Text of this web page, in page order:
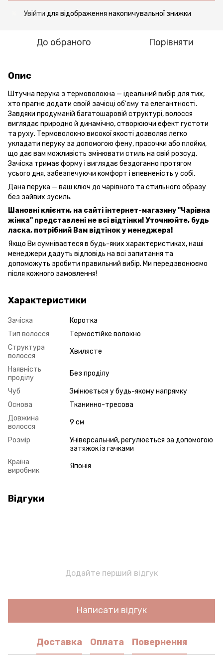
Увійти для відображення накопичувальної знижки
До обраного Порівняти
Опис
Штучна перука з термоволокна — ідеальний вибір для тих,
хто прагне додати своїй зачісці об'єму та елегантності.
Завдяки продуманій багатошаровій структурі, волосся
виглядає природно й динамічно, створюючи ефект густоти
та руху. Термоволокно високої якості дозволяє легко
укладати перуку за допомогою фену, прасочки або плойки,
що дає вам можливість змінювати стиль на свій розсуд.
Зачіска тримає форму і виглядає бездоганно протягом
усього дня, забезпечуючи комфорт і впевненість у собі.
Дана перука — ваш ключ до чарівного та стильного образу
без зайвих зусиль.
Шановні клієнти, на сайті інтернет-магазину "Чарівна
жінка" представлені не всі відтінки! Уточнюйте, будь
ласка, потрібний Вам відтінок у менеджера!
Якщо Ви сумніваєтеся в будь-яких характеристиках, наші
менеджери дадуть відповідь на всі запитання та
допоможуть зробити правильний вибір. Ми передзвонюємо
після кожного замовлення!
Характеристики
Зачіска
Коротка
Тип волосся
Термостійке волокно
Структура
волосся
Хвилясте
Наявність
проділу
Без проділу
Чуб
Змінюється у будь-якому напрямку
Основа
Тканинно-тресова
Довжина
волосся
9 см
Розмір
Універсальний, регулюється за допомогою
затяжок із гачками
Країна
виробник
Японія
Відгуки
Додайте перший відгук
Написати відгук
Доставка Оплата Повернення